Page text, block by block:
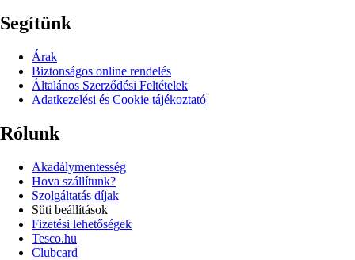
Segítünk
Árak
Biztonságos online rendelés
Általános Szerződési Feltételek
Adatkezelési és Cookie tájékoztató
Rólunk
Akadálymentesség
Hova szállítunk?
Szolgáltatás díjak
Süti beállítások
Fizetési lehetőségek
Tesco.hu
Clubcard